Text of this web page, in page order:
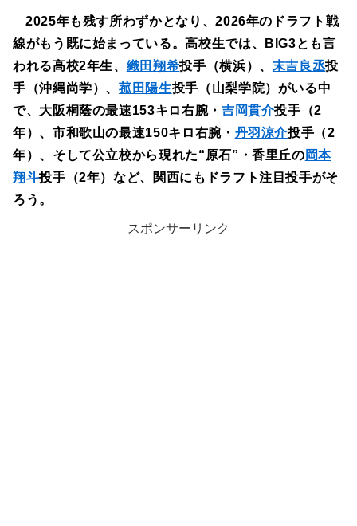
2025年も残す所わずかとなり、2026年のドラフト戦
線がもう既に始まっている。高校生では、BIG3とも言
われる高校2年生、 織田翔希投手（横浜）、 末吉良丞投
手（沖縄尚学）、菰田陽生投手（山梨学院）がいる中
で、大阪桐蔭の最速153キロ右腕・ 吉岡貫介投手（2
年）、市和歌山の最速150キロ右腕・ 丹羽涼介投手（2
年）、そして公立校から現れた“原石”・香里丘の 岡本
翔斗投手（2年）など、関西にもドラフト注目投手がそ
ろう。
スポンサーリンク